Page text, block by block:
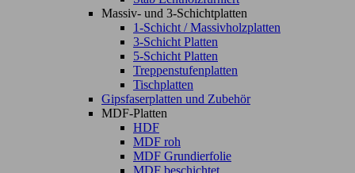
Massiv- und 3-Schichtplatten
1-Schicht / Massivholzplatten
3-Schicht Platten
5-Schicht Platten
Treppenstufenplatten
Tischplatten
Gipsfaserplatten und Zubehör
MDF-Platten
HDF
MDF roh
MDF Grundierfolie